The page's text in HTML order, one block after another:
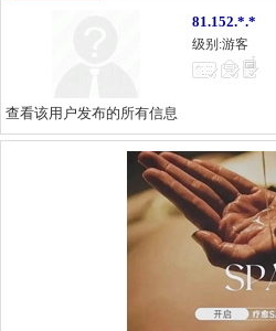
81.152.*.*
级别:游客
查看该用户发布的所有信息